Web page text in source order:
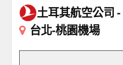
土耳其航空公司
台北-桃園機場